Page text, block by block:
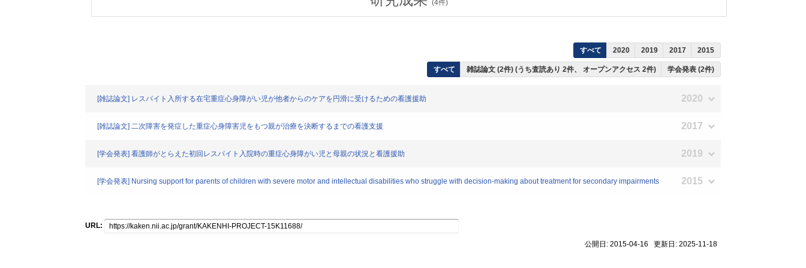
(4件)
すべて 2020 2019 2017 2015
すべて 雑誌論文 (2件) (うち査読あり 2件、 オープンアクセス 2件) 学会発表 (2件)
[雑誌論文] レスパイト入所する在宅重症心身障がい児が他者からのケアを円滑に受けるための看護援助 2020
[雑誌論文] 二次障害を発症した重症心身障害児をもつ親が治療を決断するまでの看護支援 2017
[学会発表] 看護師がとらえた初回レスパイト入院時の重症心身障がい児と母親の状況と看護援助 2019
[学会発表] Nursing support for parents of children with severe motor and intellectual disabilities who struggle with decision-making about treatment for secondary impairments 2015
URL:
公開日: 2015-04-16 更新日: 2025-11-18